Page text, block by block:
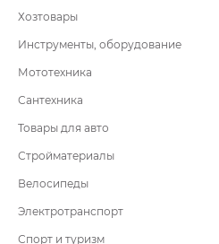
Хозтовары
Инструменты, оборудование
Мототехника
Сантехника
Товары для авто
Стройматериалы
Велосипеды
Электротранспорт
Спорт и туризм